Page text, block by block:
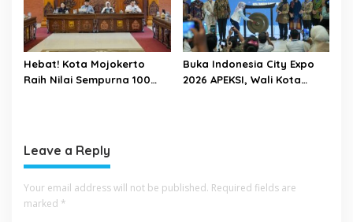
Hebat! Kota Mojokerto
Raih Nilai Sempurna 100
Buka Indonesia City Expo
2026 APEKSI, Wali Kota
Leave a Reply
Your email address will not be published. Required fields are
marked *